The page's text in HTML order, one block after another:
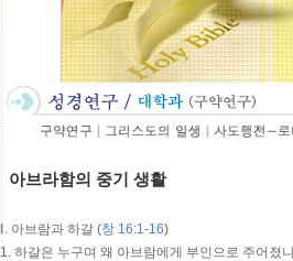
아브라함의 중기 생활
Ⅰ. 아브람과 하갈 (창 16:1-16)
1. 하갈은 누구며 왜 아브람에게 부인으로 주어졌